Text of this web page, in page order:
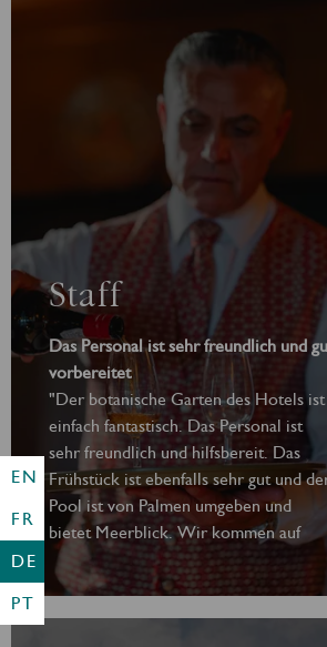
EN
FR
DE
PT
Staff
Das Personal ist sehr freundlich und
vorbereitet
"Der botanische Garten des Hotels ist
einfach fantastisch. Das Personal ist
sehr freundlich und hilfsbereit. Das
Frühstück ist ebenfalls sehr gut und
Pool ist von Palmen umgeben und
bietet Meerblick. Wir kommen auf
jeden Fall wieder!"